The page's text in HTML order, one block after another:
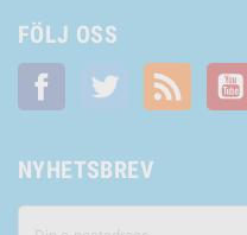
FÖLJ OSS
Facebook Twitter RSS
NYHETSBREV